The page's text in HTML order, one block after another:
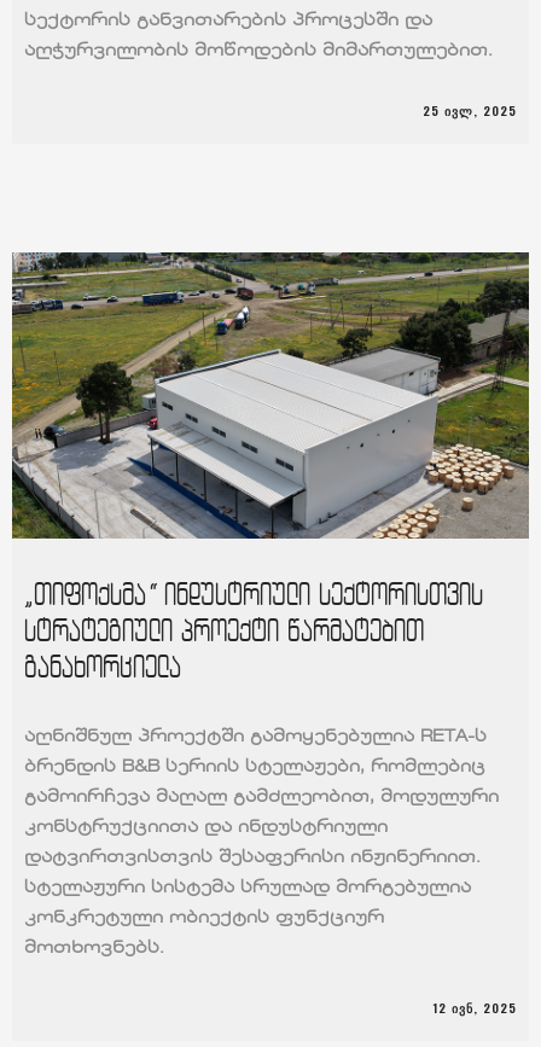
სექტორის განვითარების პროცესში და
აღჭურვილობის მოწოდების მიმართულებით.
25 ᲘᲕᲚ, 2025
„თიფოქსმა“ ინდუსტრიული სექტორისთვის
სტრატეგიული პროექტი წარმატებით
განახორციელა
აღნიშნულ პროექტში გამოყენებულია RETA-ს
ბრენდის B&B სერიის სტელაჟები, რომლებიც
გამოირჩევა მაღალ გამძლეობით, მოდულური
კონსტრუქციითა და ინდუსტრიული
დატვირთვისთვის შესაფერისი ინჟინერიით.
სტელაჟური სისტემა სრულად მორგებულია
კონკრეტული ობიექტის ფუნქციურ
მოთხოვნებს.
12 ᲘᲕᲜ, 2025